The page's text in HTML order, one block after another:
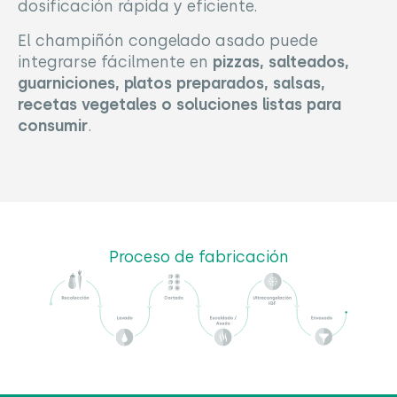
dosificación rápida y eficiente.
El champiñón congelado asado puede
integrarse fácilmente en pizzas, salteados,
guarniciones, platos preparados, salsas,
recetas vegetales o soluciones listas para
consumir.
Proceso de fabricación